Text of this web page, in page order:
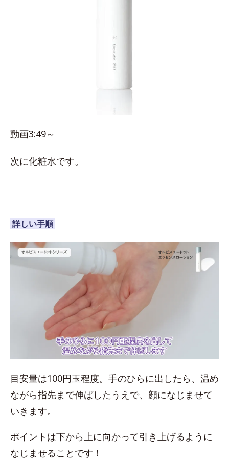
動画3:49～
次に化粧水です。
詳しい手順
目安量は100円玉程度。手のひらに出したら、温め
ながら指先まで伸ばしたうえで、顔になじませて
いきます。
ポイントは下から上に向かって引き上げるように
なじませることです！